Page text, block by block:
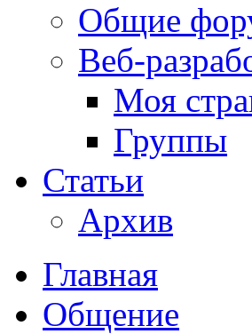
Общие
Веб-
Моя
Группы
Статьи
Архив
Главная
Общение